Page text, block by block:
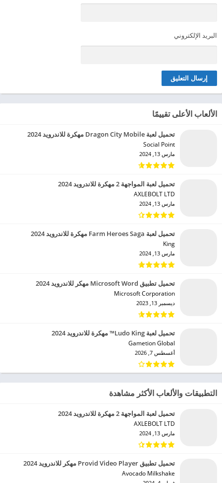
البريد الإلكتروني
الألعاب الأعلى تقييمًا
تحميل لعبة Dragon City Mobile مهكرة للاندرويد 2024
Social Point‏
مارس 13, 2024
تحميل لعبة المواجهة 2 مهكرة للاندرويد 2024
AXLEBOLT LTD‏
مارس 13, 2024
تحميل لعبة Farm Heroes Saga مهكرة للاندرويد 2024
King‏
مارس 13, 2024
تحميل تطبيق Microsoft Word مهكر للاندرويد 2024
Microsoft Corporation‏
ديسمبر 13, 2023
تحميل لعبة Ludo King™ مهكرة للاندرويد 2024
Gametion Global‏
أغسطس 7, 2026
التطبيقات والألعاب الأكثر مشاهدة
تحميل لعبة المواجهة 2 مهكرة للاندرويد 2024
AXLEBOLT LTD‏
مارس 13, 2024
تحميل تطبيق Provid Video Player مهكر للاندرويد 2024
Avocado Milkshake‏